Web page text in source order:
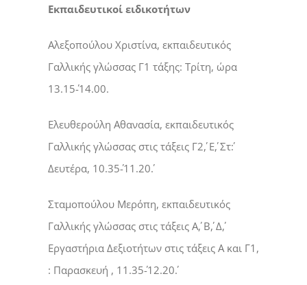
Εκπαιδευτικοί ειδικοτήτων
Αλεξοπούλου Χριστίνα, εκπαιδευτικός
Γαλλικής γλώσσας Γ1 τάξης: Τρίτη, ώρα
13.15΄-14.00.
Ελευθερούλη Αθανασία, εκπαιδευτικός
Γαλλικής γλώσσας στις τάξεις Γ2΄, Ε΄, Στ΄:
Δευτέρα, 10.35΄-11.20΄.
Σταμοπούλου Μερόπη, εκπαιδευτικός
Γαλλικής γλώσσας στις τάξεις Α΄, Β΄, Δ΄,
Εργαστήρια Δεξιοτήτων στις τάξεις Α και Γ1,
: Παρασκευή , 11.35΄-12.20΄.